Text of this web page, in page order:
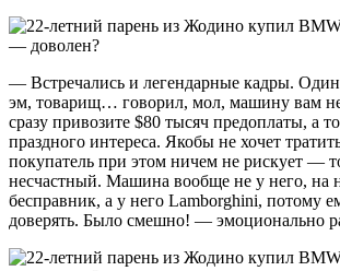
— Встречались и легендарные кадры.
эм, товарищ… говорил, мол, машину вам
сразу привозите $80 тысяч предоплаты, а
праздного интереса. Якобы не хочет
покупатель при этом ничем не рискует —
несчастный. Машина вообще не у него, на
бесправник, а у него Lamborghini, потому
доверять. Было смешно! — эмоционально